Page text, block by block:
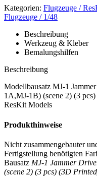
Kategorien: Flugzeuge /
Flugzeuge / 1/48
Beschreibung
Werkzeug & Kleber
Bemalungshilfen
Beschreibung
Modellbausatz MJ-1
1A,MJ-1B) (scene 2) (3
ResKit Models
Produkthinweise
Nicht zusammengebauter
Fertigstellung benötigten
Bausatz MJ-1 Jammer
(scene 2) (3 pcs) (3D